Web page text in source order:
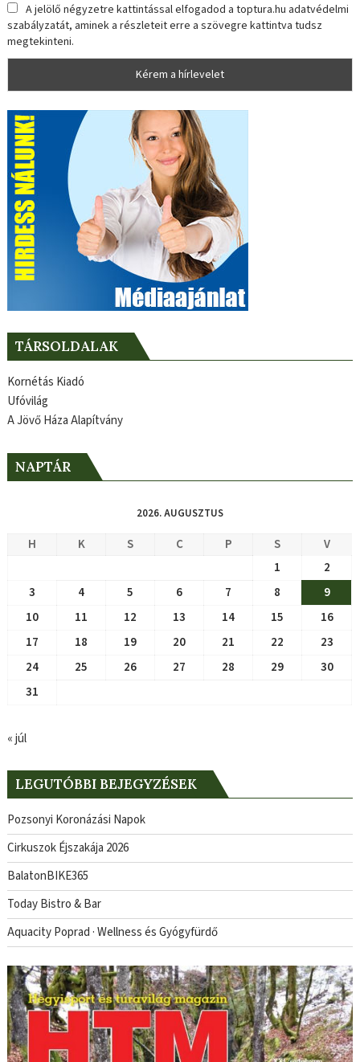
A jelölő négyzetre kattintással elfogadod a toptura.hu adatvédelmi
szabályzatát, aminek a részleteit erre a szövegre kattintva tudsz
megtekinteni.
TÁRSOLDALAK
Kornétás Kiadó
Ufóvilág
A Jövő Háza Alapítvány
NAPTÁR
2026. AUGUSZTUS
H K S C P S
V
1
2
3
4 5 6 7 8
9
10
11 12 13 14 15
16
17
18 19 20 21 22
23
24
25 26 27 28 29
30
31
« júl
LEGUTÓBBI BEJEGYZÉSEK
Pozsonyi Koronázási Napok
Cirkuszok Éjszakája 2026
BalatonBIKE365
Today Bistro & Bar
Aquacity Poprad · Wellness és Gyógyfürdő